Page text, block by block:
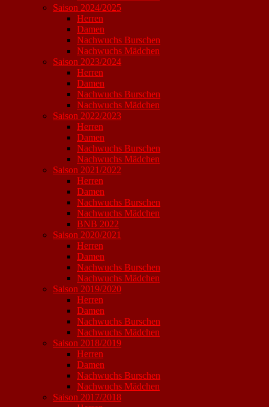
Saison 2024/2025
Herren
Damen
Nachwuchs Burschen
Nachwuchs Mädchen
Saison 2023/2024
Herren
Damen
Nachwuchs Burschen
Nachwuchs Mädchen
Saison 2022/2023
Herren
Damen
Nachwuchs Burschen
Nachwuchs Mädchen
Saison 2021/2022
Herren
Damen
Nachwuchs Burschen
Nachwuchs Mädchen
BNB 2022
Saison 2020/2021
Herren
Damen
Nachwuchs Burschen
Nachwuchs Mädchen
Saison 2019/2020
Herren
Damen
Nachwuchs Burschen
Nachwuchs Mädchen
Saison 2018/2019
Herren
Damen
Nachwuchs Burschen
Nachwuchs Mädchen
Saison 2017/2018